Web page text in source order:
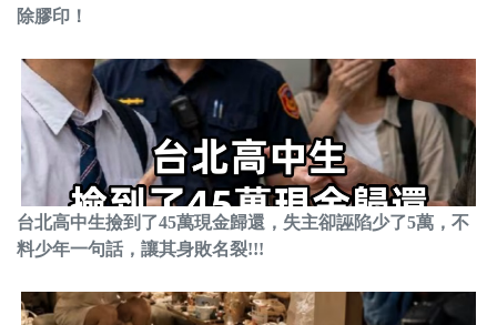
除膠印！
台北高中生撿到了45萬現金歸還，失主卻誣陷少了5萬，不
料少年一句話，讓其身敗名裂!!!